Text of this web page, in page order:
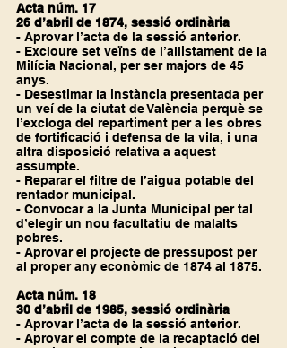
Acta núm. 17
26 d’abril de 1874, sessió ordinària
- Aprovar l’acta de la sessió anterior.
- Excloure set veïns de l’allistament de la
Milícia Nacional, per ser majors de 45
anys.
- Desestimar la instància presentada per
un veí de la ciutat de València perquè se
l’excloga del repartiment per a les obres
de fortificació i defensa de la vila, i una
altra disposició relativa a aquest
assumpte.
- Reparar el filtre de l’aigua potable del
rentador municipal.
- Convocar a la Junta Municipal per tal
d’elegir un nou facultatiu de malalts
pobres.
- Aprovar el projecte de pressupost per
al proper any econòmic de 1874 al 1875.
Acta núm. 18
30 d’abril de 1985, sessió ordinària
- Aprovar l’acta de la sessió anterior.
- Aprovar el compte de la recaptació del